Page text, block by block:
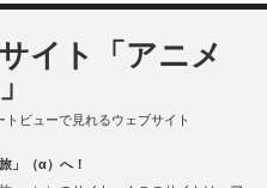
イト「アニメ
ビューで見れるウェブサイト
」（α）へ！